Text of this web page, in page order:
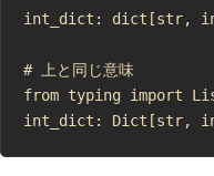
int_dict: dict[str,
# 上と同じ意味
from typing import